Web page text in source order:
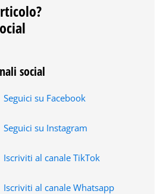
social
Seguici su Facebook
Seguici su Instagram
Iscriviti al canale TikTok
Iscriviti al canale Whatsapp